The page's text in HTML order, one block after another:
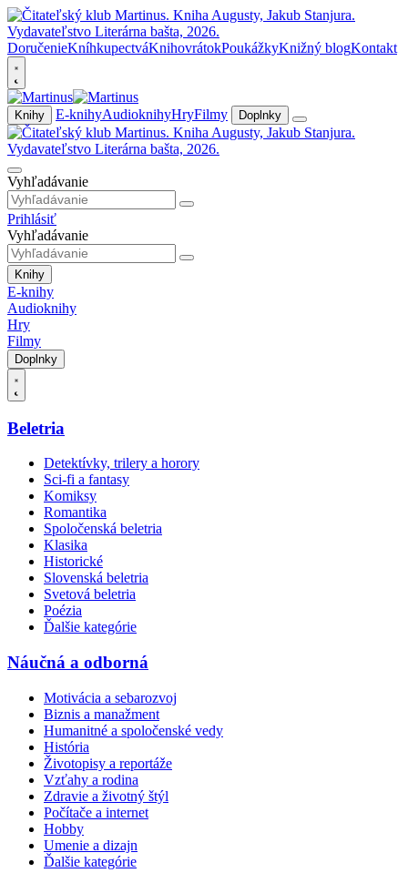
DoručenieKníhkupectváKnihovrátokPoukážkyKnižný blogKontakt
Knihy E-knihyAudioknihyHryFilmy Doplnky
Vyhľadávanie
Prihlásiť
Vyhľadávanie
Knihy
E-knihy
Audioknihy
Hry
Filmy
Doplnky
Beletria
Detektívky, trilery a horory
Sci-fi a fantasy
Komiksy
Romantika
Spoločenská beletria
Klasika
Historické
Slovenská beletria
Svetová beletria
Poézia
Ďalšie kategórie
Náučná a odborná
Motivácia a sebarozvoj
Biznis a manažment
Humanitné a spoločenské vedy
História
Životopisy a reportáže
Vzťahy a rodina
Zdravie a životný štýl
Počítače a internet
Hobby
Umenie a dizajn
Ďalšie kategórie